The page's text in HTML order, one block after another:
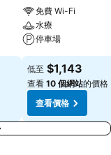
免費 Wi-Fi
水療
停車場
低至 $1,143
查看 10 個網站的價格
查看價格